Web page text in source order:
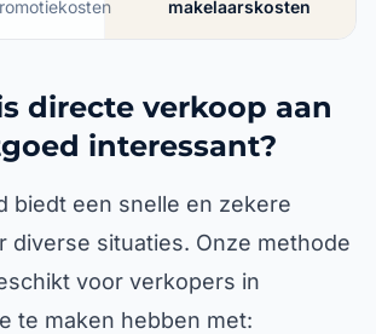
makelaarskosten
directe verkoop aan
interessant?
biedt een snelle en zekere
diverse situaties. Onze methode
voor verkopers in
te maken hebben met: